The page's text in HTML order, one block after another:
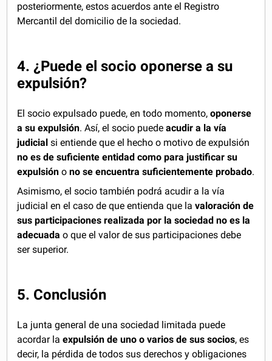
posteriormente, estos acuerdos ante el Registro
Mercantil del domicilio de la sociedad.
4. ¿Puede el socio oponerse a su
expulsión?
El socio expulsado puede, en todo momento,oponerse
a su expulsión. Así, el socio puedeacudir a la vía
judicial si entiende que el hecho o motivo de expulsión
no es de suficiente entidad como para justificar su
expulsión ono se encuentra suficientemente probado.
Asimismo, el socio también podrá acudir a la vía
judicial en el caso de que entienda que lavaloración de
sus participaciones realizada por la sociedad no es la
adecuada o que el valor de sus participaciones debe
ser superior.
5. Conclusión
La junta general de una sociedad limitada puede
acordar laexpulsión de uno o varios de sus socios, es
decir, la pérdida de todos sus derechos y obligaciones